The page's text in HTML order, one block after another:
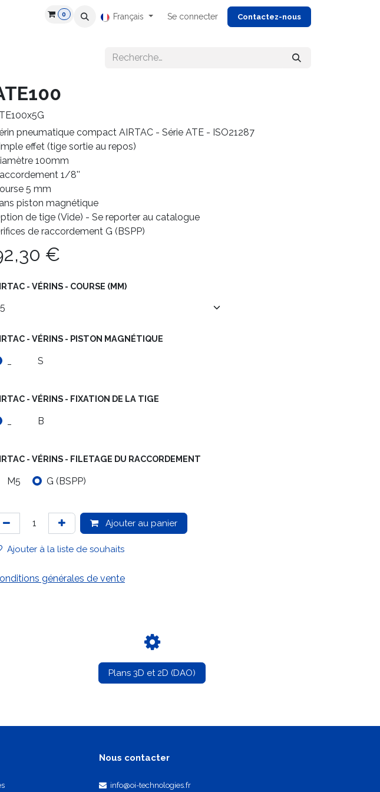
Recrutement Ressources
0 Français Se connecter Contactez-nous
pneumatique compact AIRTAC - Série ATE - ISO21287
effet (tige sortie au repos)
100mm
1/8''
5 mm
piston magnétique
de tige (Vide) - Se reporter au catalogue
de raccordement G (BSPP)
€
- VÉRINS - COURSE (MM)
- VÉRINS - PISTON MAGNÉTIQUE
S
- VÉRINS - FIXATION DE LA TIGE
B
- VÉRINS - FILETAGE DU RACCORDEMENT
M5 G (BSPP)
Ajouter au panier
Ajouter à la liste de souhaits
générales de vente
Plans 3D et 2D (DAO)
Nous contacter
info@oi-technologies.fr